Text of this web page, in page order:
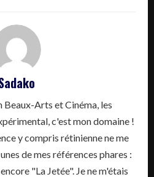
Arts et Cinéma, les
c'est mon domaine !
y compris rétinienne ne me
de mes références phares :
"La Jetée". Je ne m'étais